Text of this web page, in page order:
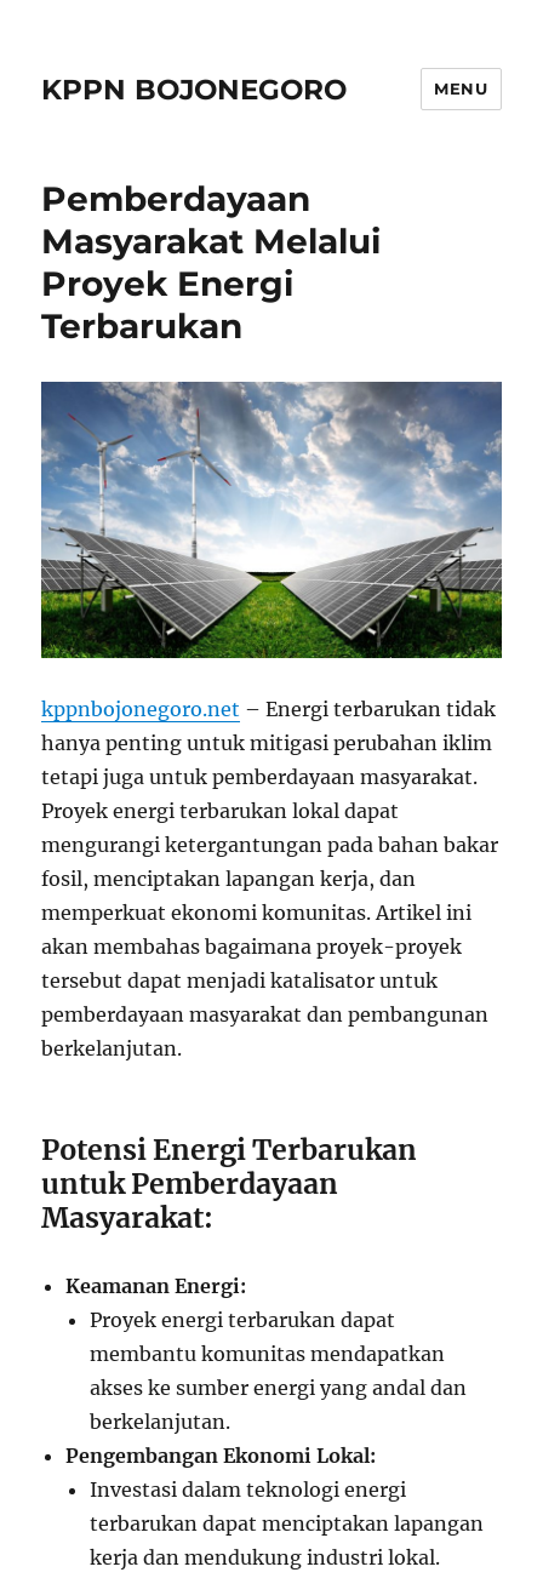
KPPN BOJONEGORO MENU
Pemberdayaan
Masyarakat Melalui
Proyek Energi
Terbarukan
kppnbojonegoro.net – Energi terbarukan tidak
hanya penting untuk mitigasi perubahan iklim
tetapi juga untuk pemberdayaan masyarakat.
Proyek energi terbarukan lokal dapat
mengurangi ketergantungan pada bahan bakar
fosil, menciptakan lapangan kerja, dan
memperkuat ekonomi komunitas. Artikel ini
akan membahas bagaimana proyek-proyek
tersebut dapat menjadi katalisator untuk
pemberdayaan masyarakat dan pembangunan
berkelanjutan.
Potensi Energi Terbarukan
untuk Pemberdayaan
Masyarakat:
Keamanan Energi:
Proyek energi terbarukan dapat
membantu komunitas mendapatkan
akses ke sumber energi yang andal dan
berkelanjutan.
Pengembangan Ekonomi Lokal:
Investasi dalam teknologi energi
terbarukan dapat menciptakan lapangan
kerja dan mendukung industri lokal.